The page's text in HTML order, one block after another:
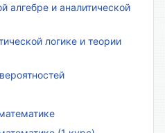
алгебре и аналитической
логике и теории